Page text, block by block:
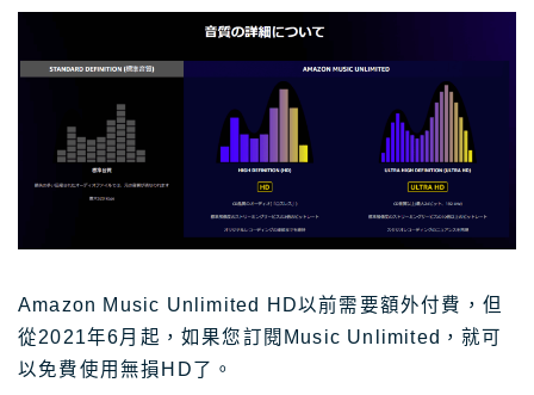
Amazon Music Unlimited HD以前需要額外付費，但
從2021年6月起，如果您訂閱Music Unlimited，就可
以免費使用無損HD了。